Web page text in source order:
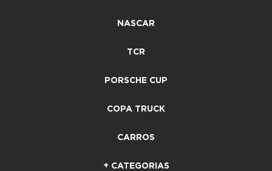
NASCAR
TCR
PORSCHE CUP
COPA TRUCK
CARROS
+ CATEGORIAS